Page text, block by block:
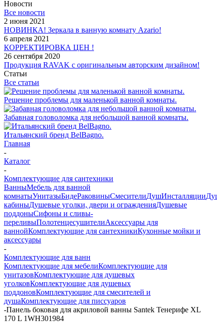
Новости
Все новости
2 июня 2021
НОВИНКА! Зеркала в ванную комнату Azario!
6 апреля 2021
КОРРЕКТИРОВКА ЦЕН !
26 сентября 2020
Продукция RAVAK с оригинальным авторским дизайном!
Статьи
Все статьи
Решение проблемы для маленькой ванной комнаты.
Забавная головоломка для небольшой ванной комнаты.
Итальянский бренд BelBagno.
Главная
-
Каталог
-
Комплектующие для сантехники
ВанныМебель для ванной
комнатыУнитазыБидеРаковиныСмесителиДушИнсталляции
кабиныДушевые уголки, двери и огражденияДушевые
поддоныСифоны и сливы-
переливыПолотенцесушителиАксессуары для
ваннойКомплектующие для сантехникиКухонные мойки и
аксессуары
-
Комплектующие для ванн
Комплектующие для мебелиКомплектующие для
унитазовКомплектующие для душевых
уголковКомплектующие для душевых
поддоновКомплектующие для смесителей и
душаКомплектующие для писсуаров
-Панель боковая для акриловой ванны Santek Тенерифе XL
170 L 1WH301984